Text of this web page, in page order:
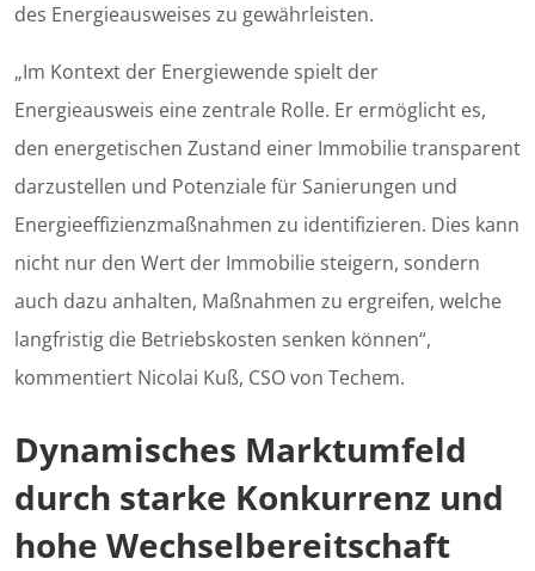
des Energieausweises zu gewährleisten.
„Im Kontext der Energiewende spielt der
Energieausweis eine zentrale Rolle. Er ermöglicht es,
den energetischen Zustand einer Immobilie transparent
darzustellen und Potenziale für Sanierungen und
Energieeffizienzmaßnahmen zu identifizieren. Dies kann
nicht nur den Wert der Immobilie steigern, sondern
auch dazu anhalten, Maßnahmen zu ergreifen, welche
langfristig die Betriebskosten senken können“,
kommentiert Nicolai Kuß, CSO von Techem.
Dynamisches Marktumfeld
durch starke Konkurrenz und
hohe Wechselbereitschaft